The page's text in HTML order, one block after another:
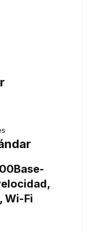
Wi-Fi